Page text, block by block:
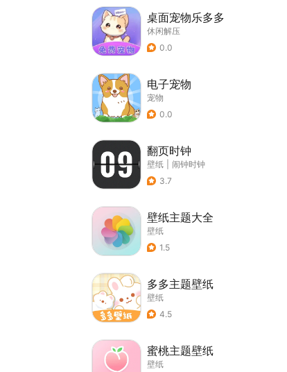
桌面宠物乐多多
休闲解压
0.0
电子宠物
宠物
0.0
翻页时钟
壁纸
闹钟时钟
3.7
壁纸主题大全
壁纸
1.5
多多主题壁纸
壁纸
4.5
蜜桃主题壁纸
壁纸